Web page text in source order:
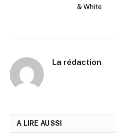
& White
La rédaction
A LIRE AUSSI